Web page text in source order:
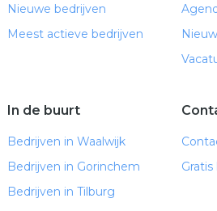
Nieuwe bedrijven
Meest actieve bedrijven
In de buurt
Bedrijven in Waalwijk
Bedrijven in Gorinchem
Bedrijven in Tilburg